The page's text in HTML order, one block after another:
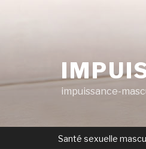
impuissance-
Santé sexuelle